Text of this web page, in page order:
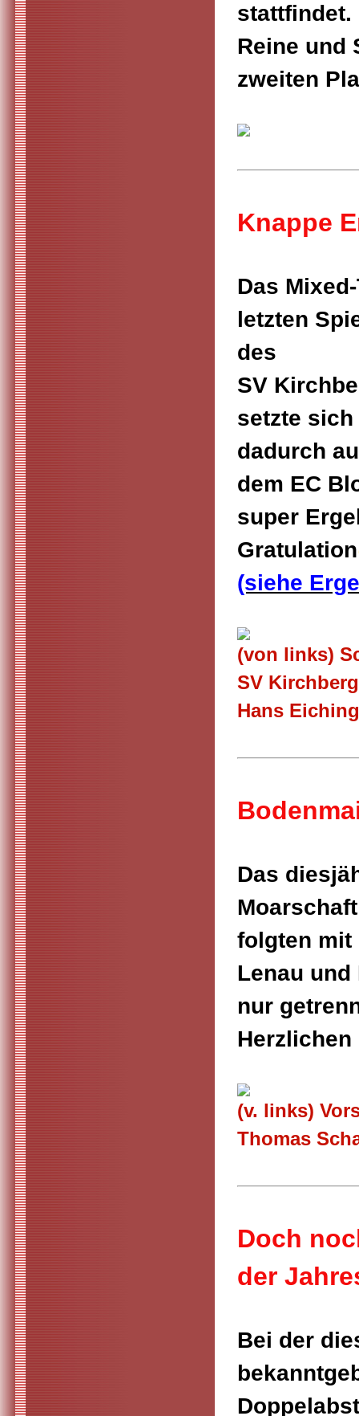
stattfindet.
Reine und
zweiten
Knappe
Das
letzten
des
SV
setzte
dadurch
dem EC
super
Gratulation
(siehe
(von links)
SV
Hans
Das
folgten mit
Lenau
nur
Herzlichen
(v. links)
Thomas
Doch
der
Bei der